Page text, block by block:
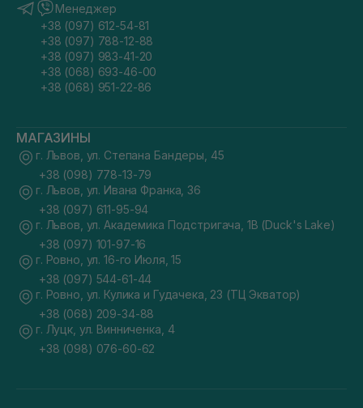
Менеджер
+38 (097) 612-54-81
+38 (097) 788-12-88
+38 (097) 983-41-20
+38 (068) 693-46-00
+38 (068) 951-22-86
МАГАЗИНЫ
г. Львов, ул. Степана Бандеры, 45
+38 (098) 778-13-79
г. Львов, ул. Ивана Франка, 36
+38 (097) 611-95-94
г. Львов, ул. Академика Подстригача, 1В (Duck's Lake)
+38 (097) 101-97-16
г. Ровно, ул. 16-го Июля, 15
+38 (097) 544-61-44
г. Ровно, ул. Кулика и Гудачека, 23 (ТЦ Экватор)
+38 (068) 209-34-88
г. Луцк, ул. Винниченка, 4
+38 (098) 076-60-62